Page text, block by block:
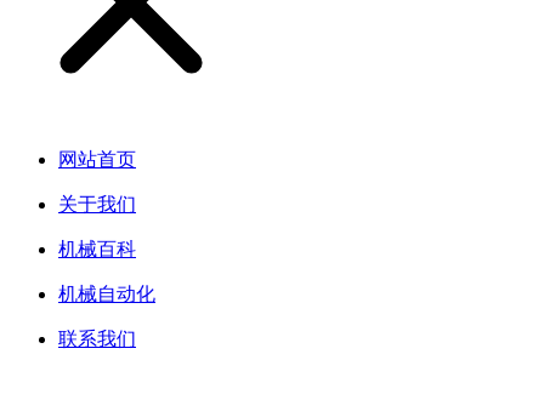
网站首页
关于我们
机械百科
机械自动化
联系我们